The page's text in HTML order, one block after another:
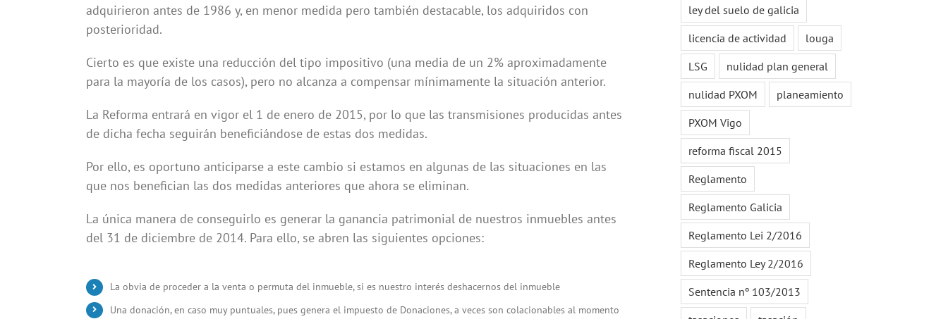
adquirieron antes de 1986 y, en menor medida pero también destacable, los adquiridos con
posterioridad.
Cierto es que existe una reducción del tipo impositivo (una media de un 2% aproximadamente
para la mayoría de los casos), pero no alcanza a compensar mínimamente la situación anterior.
La Reforma entrará en vigor el 1 de enero de 2015, por lo que las transmisiones producidas antes
de dicha fecha seguirán beneficiándose de estas dos medidas.
Por ello, es oportuno anticiparse a este cambio si estamos en algunas de las situaciones en las
que nos benefician las dos medidas anteriores que ahora se eliminan.
La única manera de conseguirlo es generar la ganancia patrimonial de nuestros inmuebles antes
del 31 de diciembre de 2014. Para ello, se abren las siguientes opciones:
La obvia de proceder a la venta o permuta del inmueble, si es nuestro interés deshacernos del inmueble
Una donación, en caso muy puntuales, pues genera el impuesto de Donaciones, a veces son colacionables al momento
ley del suelo de galicia
licencia de actividad
louga
LSG
nulidad plan general
nulidad PXOM
planeamiento
PXOM Vigo
reforma fiscal 2015
Reglamento
Reglamento Galicia
Reglamento Lei 2/2016
Reglamento Ley 2/2016
Sentencia nº 103/2013